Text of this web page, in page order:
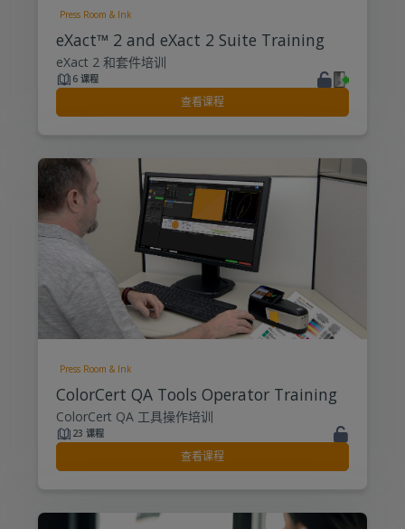
Press Room & Ink
eXact™ 2 and eXact 2 Suite Training
eXact 2 和套件培训
6 课程
查看课程
Press Room & Ink
ColorCert QA Tools Operator Training
ColorCert QA 工具操作培训
23 课程
查看课程